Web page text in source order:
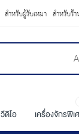
สำหรับผู้รับเหมา สำหรับร้
วีดิโอ เครื่องจักรพิเ